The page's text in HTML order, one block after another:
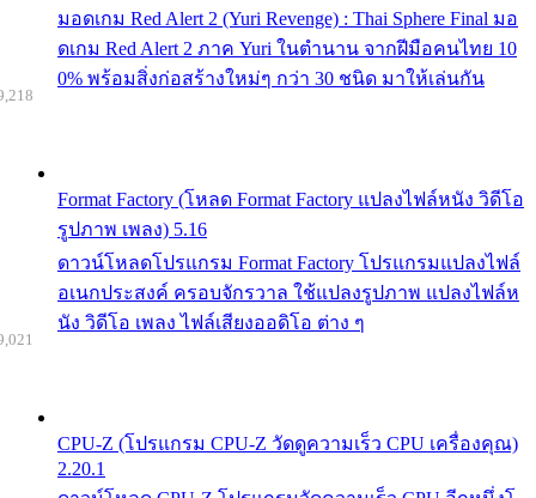
มอดเกม Red Alert 2 (Yuri Revenge) : Thai Sphere Final มอ
ดเกม Red Alert 2 ภาค Yuri ในตำนาน จากฝีมือคนไทย 10
0% พร้อมสิ่งก่อสร้างใหม่ๆ กว่า 30 ชนิด มาให้เล่นกัน
Format Factory (โหลด Format Factory แปลงไฟล์หนัง วิดีโอ
รูปภาพ เพลง) 5.16
ดาวน์โหลดโปรแกรม Format Factory โปรแกรมแปลงไฟล์
อเนกประสงค์ ครอบจักรวาล ใช้แปลงรูปภาพ แปลงไฟล์ห
นัง วิดีโอ เพลง ไฟล์เสียงออดิโอ ต่าง ๆ
CPU-Z (โปรแกรม CPU-Z วัดดูความเร็ว CPU เครื่องคุณ)
2.20.1